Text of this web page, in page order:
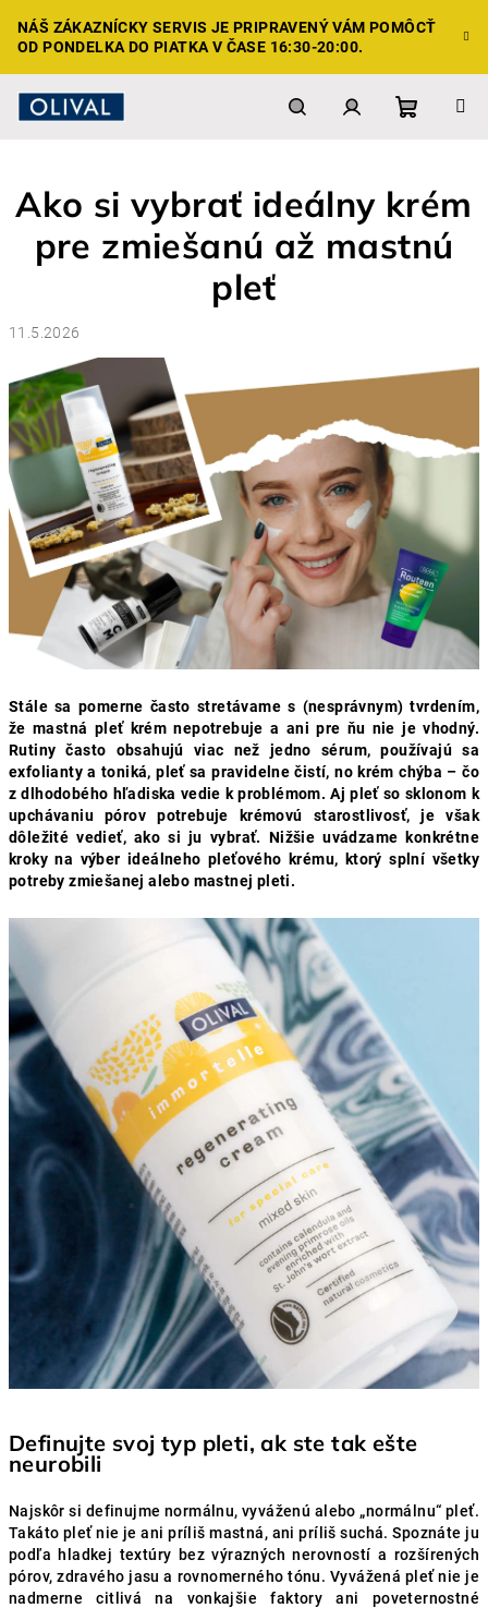
obsah
NÁŠ ZÁKAZNÍCKY SERVIS JE PRIPRAVENÝ VÁM POMÔCŤ
OD PONDELKA DO PIATKA V ČASE 16:30-20:00.
košík
Ako si vybrať ideálny krém
pre zmiešanú až mastnú
pleť
11.5.2026
Stále sa pomerne často stretávame s (nesprávnym) tvrdením,
že mastná pleť krém nepotrebuje a ani pre ňu nie je vhodný.
Rutiny často obsahujú viac než jedno sérum, používajú sa
exfolianty a toniká, pleť sa pravidelne čistí, no krém chýba – čo
z dlhodobého hľadiska vedie k problémom. Aj pleť so sklonom k
upchávaniu pórov potrebuje krémovú starostlivosť, je však
dôležité vedieť, ako si ju vybrať. Nižšie uvádzame konkrétne
kroky na výber ideálneho pleťového krému, ktorý splní všetky
potreby zmiešanej alebo mastnej pleti.
Definujte svoj typ pleti, ak ste tak ešte
neurobili
Najskôr si definujme normálnu, vyváženú alebo „normálnu“ pleť.
Takáto pleť nie je ani príliš mastná, ani príliš suchá. Spoznáte ju
podľa hladkej textúry bez výrazných nerovností a rozšírených
pórov, zdravého jasu a rovnomerného tónu. Vyvážená pleť nie je
nadmerne citlivá na vonkajšie faktory ani poveternostné